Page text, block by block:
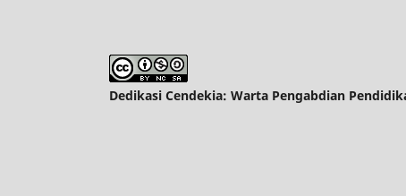
Dedikasi Cendekia: Warta Pengabdian